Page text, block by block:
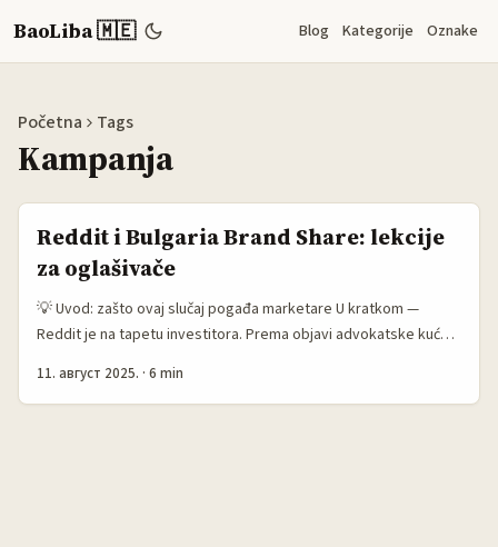
BaoLiba 🇲🇪 Blog Kategorije Oznake
Početna Tags
Kampanja
Reddit i Bulgaria Brand Share: lekcije
za oglašivače
💡 Uvod: zašto ovaj slučaj pogađa marketare U kratkom —
Reddit je na tapetu investitora. Prema objavi advokatske kuće
je tužbeni zahtev protiv Reddit, Inc. zbog mogućih kršenja
11. август 2025. · 6 min